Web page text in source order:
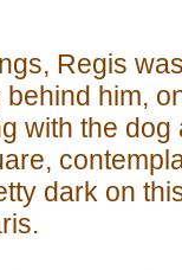
Regis
him,
with the
dark on